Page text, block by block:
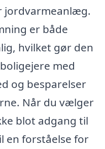
jordvarmeanlæg.
er både
hvilket gør den
med
og besparelser
Når du vælger
blot adgang til
en forståelse for